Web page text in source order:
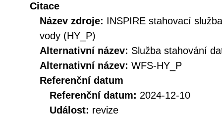
Citace
Název zdroje: INSPIRE stahovací
vody (HY_P)
Alternativní název: Služba stahování
Alternativní název: WFS-HY_P
Referenční datum
Referenční datum: 2024-12-10
Událost: revize